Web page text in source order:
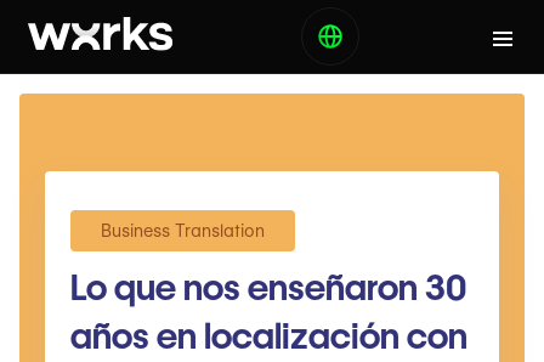
Business Translation
Lo que nos enseñaron 30
años en localización con